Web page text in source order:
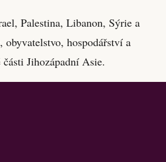
Palestina, Libanon, Sýrie a
hospodářství a
Jihozápadní Asie.